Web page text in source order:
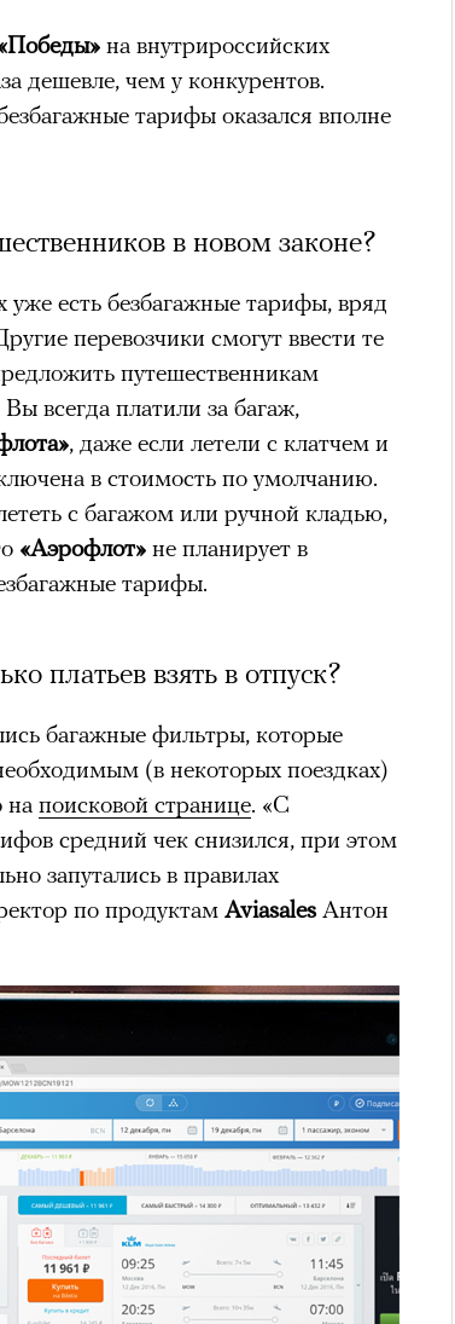
на внутрироссийских
дешевле, чем у конкурентов.
тарифы оказался вполне
в новом законе?
есть безбагажные тарифы, вряд
перевозчики смогут ввести те
путешественникам
всегда платили за багаж,
, даже если летели с клатчем и
в стоимость по умолчанию.
с багажом или ручной кладью,
«Аэрофлот» не планирует в
тарифы.
платьев взять в отпуск?
багажные фильтры, которые
(в некоторых поездках)
на поисковой странице. «С
средний чек снизился, при этом
запутались в правилах
по продуктам Aviasales Антон